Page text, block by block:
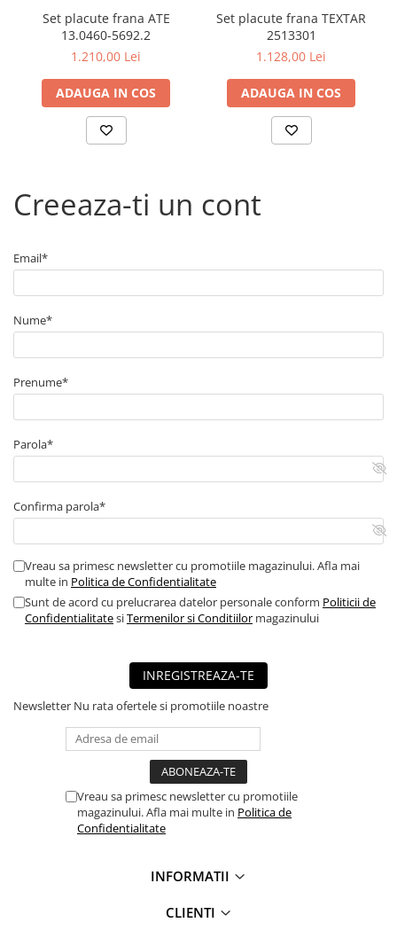
Bielete antiruliu
Bielete directie
Cap de bara
Caroserie
Amortizor capota
Amortizor
Pivot suspensie
Ambreiaj
► Accesorii auto
■ Huse scaune auto
■ Tavite auto portbagaj
■ Covorase/presuri auto
■ Accesorii auto interior
■ Electrice auto
■ Siguranta auto
■ Electrice
■ Truse si scule de mana
■ Suporturi portbagaj
■ Consumabile service
■ Echipamente de ridicare
■ Produse universale
■ Echipamente atelier
Set placute frana ATE
13.0460-5692.2
1.210,00 Lei
ADAUGA IN COS
Set placute frana TEXTAR
2513301
1.128,00 Lei
ADAUGA IN COS
Creeaza-ti un cont
Email*
Nume*
Prenume*
Parola*
Confirma parola*
Vreau sa primesc newsletter cu promotiile magazinului. Afla mai
multe in Politica de Confidentialitate
Sunt de acord cu prelucrarea datelor personale conform Politicii de
ConfidentialitatesiTermenilor si Conditiilor magazinului
INREGISTREAZA-TE
Newsletter Nu rata ofertele si promotiile noastre
Vreau sa primesc newsletter cu promotiile
magazinului. Afla mai multe in Politica de
Confidentialitate
INFORMATII
CLIENTI